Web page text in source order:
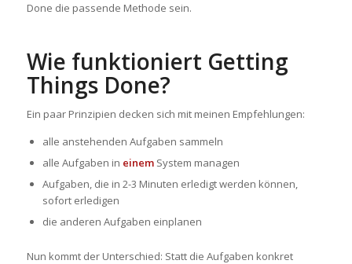
Done die passende Methode sein.
Wie funktioniert Getting
Things Done?
Ein paar Prinzipien decken sich mit meinen Empfehlungen:
alle anstehenden Aufgaben sammeln
alle Aufgaben in einemSystem managen
Aufgaben, die in 2-3 Minuten erledigt werden können,
sofort erledigen
die anderen Aufgaben einplanen
Nun kommt der Unterschied: Statt die Aufgaben konkret